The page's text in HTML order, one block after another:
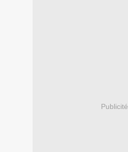
Publicité